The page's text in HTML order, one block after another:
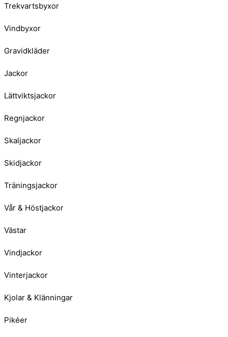
Trekvartsbyxor
Vindbyxor
Gravidkläder
Jackor
Lättviktsjackor
Regnjackor
Skaljackor
Skidjackor
Träningsjackor
Vår & Höstjackor
Västar
Vindjackor
Vinterjackor
Kjolar & Klänningar
Pikéer